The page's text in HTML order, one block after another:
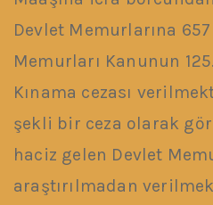
Devlet Memurlarına 657
Memurları Kanunun
Kınama cezası
şekli bir ceza olarak
haciz gelen Devlet
araştırılmadan